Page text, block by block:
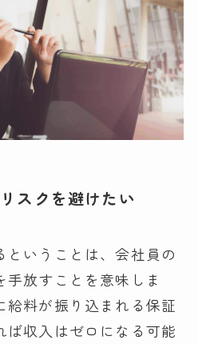
スクを避けたい
ということは、会社員の
手放すことを意味しま
給料が振り込まれる保証
ば収入はゼロになる可能